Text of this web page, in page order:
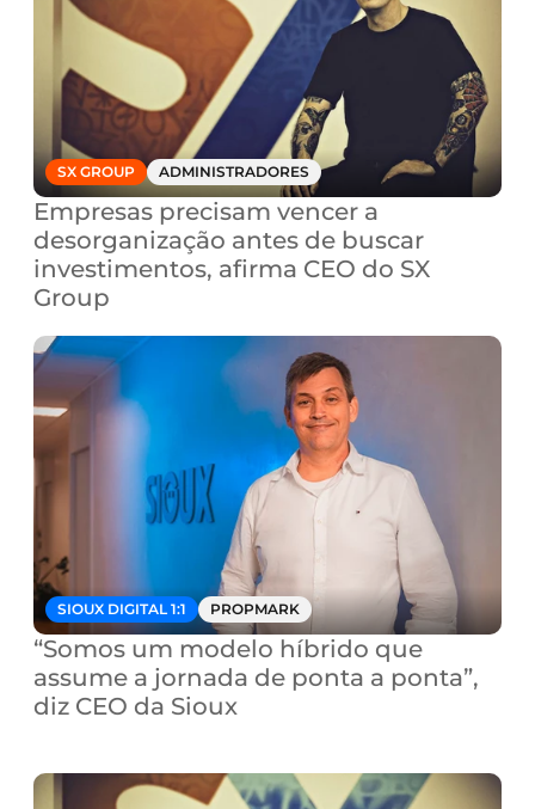
SX GROUP ADMINISTRADORES
Empresas precisam vencer a
desorganização antes de buscar
investimentos, afirma CEO do SX
Group
SIOUX DIGITAL 1:1 PROPMARK
“Somos um modelo híbrido que
assume a jornada de ponta a ponta”,
diz CEO da Sioux